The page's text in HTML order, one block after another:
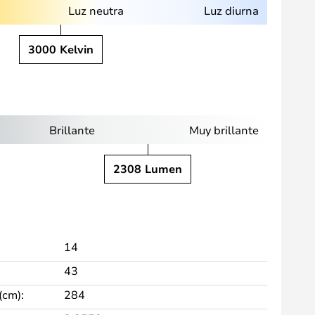
Luz neutra Luz diurna
3000 Kelvin
Brillante Muy brillante
2308 Lumen
14
43
284